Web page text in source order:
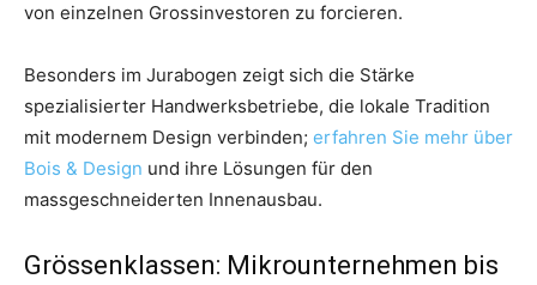
von einzelnen Grossinvestoren zu forcieren.
Besonders im Jurabogen zeigt sich die Stärke
spezialisierter Handwerksbetriebe, die lokale Tradition
mit modernem Design verbinden; erfahren Sie mehr über
Bois & Design und ihre Lösungen für den
massgeschneiderten Innenausbau.
Grössenklassen: Mikrounternehmen bis